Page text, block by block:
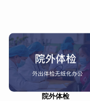
院外体检